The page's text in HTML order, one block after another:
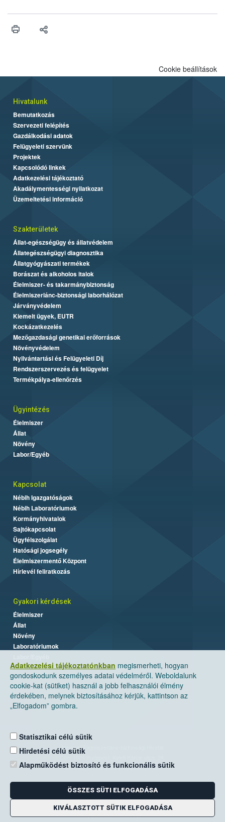
vonni az ebek viselkedésének megítélésében jártas szakértőt.
Adatkezelési tájékoztatónkban megismerheti, hogyan
gondoskodunk személyes adatai védelméről. Weboldalunk
cookie-kat (sütiket) használ a jobb felhasználói élmény
érdekében, melynek biztosításához kérjük, kattintson az
„Elfogadom” gombra.
Statisztikai célú sütik
Hirdetési célú sütik
Alapműködést biztosító és funkcionális sütik
ÖSSZES SÜTI ELFOGADÁSA
KIVÁLASZTOTT SÜTIK ELFOGADÁSA
Cookie beállítások
Hivatalunk
Bemutatkozás
Szervezeti felépítés
Gazdálkodási adatok
Felügyeleti szervünk
Projektek
Kapcsolódó linkek
Adatkezelési tájékoztató
Akadálymentességi nyilatkozat
Üzemeltetési információ
Szakterületek
Állat-egészségügy és állatvédelem
Állategészségügyi diagnosztika
Állatgyógyászati termékek
Borászat és alkoholos italok
Élelmiszer- és takarmánybiztonság
Élelmiszerlánc-biztonsági laborhálózat
Járványvédelem
Kiemelt ügyek, EUTR
Kockázatkezelés
Mezőgazdasági genetikai erőforrások
Növényvédelem
Nyilvántartási és Felügyeleti Díj
Rendszerszervezés és felügyelet
Termékpálya-ellenőrzés
Ügyintézés
Élelmiszer
Állat
Növény
Labor/Egyéb
Kapcsolat
Nébih Igazgatóságok
Nébih Laboratóriumok
Kormányhivatalok
Sajtókapcsolat
Ügyfélszolgálat
Hatósági jogsegély
Élelmiszermentő Központ
Hírlevél feliratkozás
Gyakori kérdések
Élelmiszer
Állat
Növény
Laboratóriumok
Nemzeti Élelmiszerlánc-biztonsági Hivatal
Levelezési cím: 1525 Budapest. Pf. 30.
E-mail:ugyfelszolgalat@nebih.gov.hu
Zöld szám: 06-80/263-244
Telefon: 06-1/ 336-9000